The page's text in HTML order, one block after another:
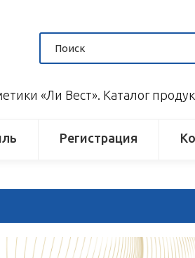
«Ли Вест». Каталог
Регистрация